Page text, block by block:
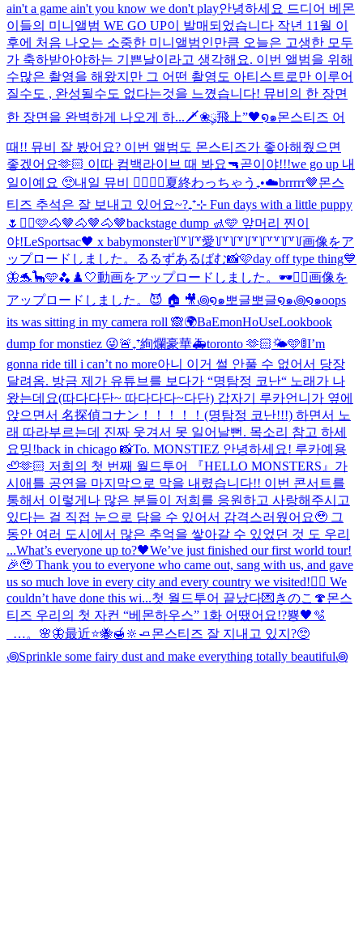
ain't a game ain't you know we don't play안녕하세요 드디어 베몬
이들의 미니앨범 WE GO UP이 발매되었습니다 작년 11월 이
후에 처음 나오는 소중한 미니앨범인만큼 오늘은 고생한 모두
가 축하받아야하는 기쁜날이라고 생각해요. 이번 앨범을 위해
수많은 촬영을 해왔지만 그 어떤 촬영도 아티스트로만 이루어
질수도 , 완성될수도 없다는것을 느꼈습니다! 뮤비의 한 장면
한 장면을 완벽하게 나오게 하... 🗡️❀ུ۪飛上”🖤໑๑몬스티즈 어
때!! 뮤비 잘 봤어요? 이번 앨범도 몬스티즈가 좋아해줬으면
좋겠어요🫶🏻 이따 컴백라이브 때 봐요🔫곧이야!!!we go up 내
일이예요 🥺내일 뮤비 ❤️‍🔥❤️‍🔥夏終わっちゃう₊•☁️brrrrr🤎몬스
티즈 추석은 잘 보내고 있어요~?₊⁺⊹ Fun days with a little puppy
🌷 ✌🏻🩷🐴🤎🐴🤎🐴🤎backstage dump 🚮🩵 앞머리 찐이
야!LeSportsac🖤 x babymonster꒦꒷꒦꒷愛꒦꒷꒦꒷꒦꒷꒦꒷꒷꒦꒷꒦画像をア
ップロードしました。
るるずあるばむ📸🩷day off type thing💙
🦋🐬🦕🩵🫐 ♟️🤍動画をアップロードしました。 🕶️✌🏻画像を
アップロードしました。 😈 🏠 🎥꩜໑๑뽀글뽀글໑๑꩜໑๑oops
its was sitting in my camera roll 🙈🌍BaEmonHoUseLookbook
dump for monstiez 😜🚨₊⁺絢爛豪華🚑toronto 🫶🏻🌤️🩵🚦I’m
gonna ride till i can’t no more아니 이거 썰 안풀 수 없어서 당장
달려옴. 방금 제가 유튜브를 보다가 “명탐정 코난“ 노래가 나
왔는데요(따다다단~ 따다다다~다단) 갑자기 루카언니가 옆에
앉으면서 名探偵コナン！！！！！(명탐정 코난!!!) 하면서 노
래 따라부르는데 진짜 웃겨서 못 일어날뻔. 목소리 참고 하세
요밍!back in chicago 📸To. MONSTIEZ 안녕하세요! 루카예용
🦥🫶🏻 저희의 첫 번째 월드투어 『HELLO MONSTERS』가
시애틀 공연을 마지막으로 막을 내렸습니다!! 이번 콘서트를
통해서 이렇게나 많은 분들이 저희를 응원하고 사랑해주시고
있다는 걸 직접 눈으로 담을 수 있어서 감격스러웠어요🥹 그
동안 여러 도시에서 많은 추억을 쌓아갈 수 있었던 것 도 우리
...What’s everyone up to?🖤We’ve just finished our first world tour!
🎉🥹 Thank you to everyone who came out, sang with us, and gave
us so much love in every city and every country we visited!❤️‍🔥 We
couldn’t have done this wi...첫 월드투어 끝났다💌 きのこ🍄몬스
티즈 우리의 첫 자컨 “베몬하우스” 1화 어땠어요!?뿅🖤 🫧
_…。🌸🦋最近⭐️🐝🍯🔆🧈몬스티즈 잘 지내고 있지?🥺
꩜Sprinkle some fairy dust and make everything totally beautiful꩜